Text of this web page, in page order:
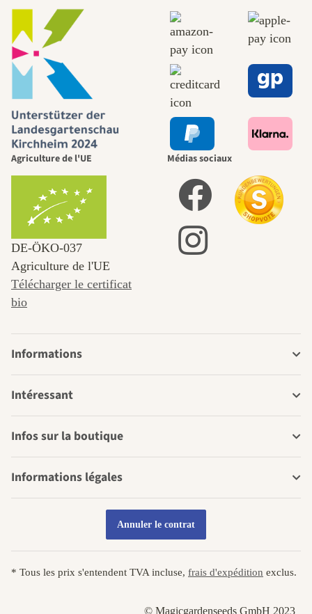
Agriculture de l'UE
DE‑ÖKO‑037
Agriculture de l'UE
Télécharger le certificat
bio
Médias sociaux
Informations
Intéressant
Infos sur la boutique
Informations légales
Annuler le contrat
* Tous les prix s'entendent TVA incluse, frais d'expédition exclus.
© Magicgardenseeds GmbH 2023